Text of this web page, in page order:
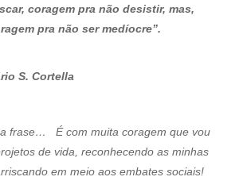
coragem pra não desistir, mas,
pra não ser medíocre”.
frase… É com muita coragem que vou
de vida, reconhecendo as minhas
em meio aos embates sociais!